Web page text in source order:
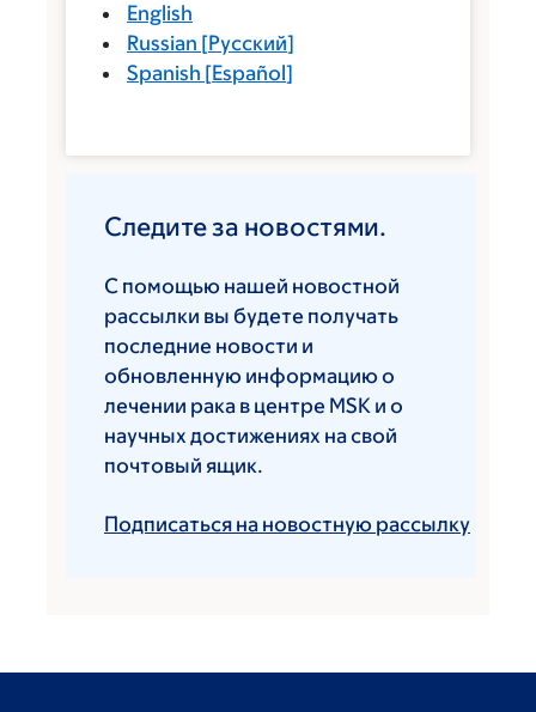
English
Russian [Русский]
Spanish [Español]
Следите за новостями.
С помощью нашей новостной
рассылки вы будете получать
последние новости и
обновленную информацию о
лечении рака в центре MSK и о
научных достижениях на свой
почтовый ящик.
Подписаться на новостную рассылку